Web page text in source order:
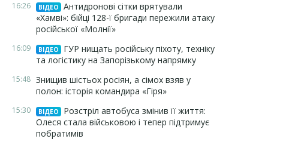
16:26 ВІДЕО
Антидронові сітки врятували
«Хамві»: бійці 128-ї бригади пережили атаку
російської «Молнії»
16:09 ВІДЕО
ГУР нищать російську піхоту, техніку
та логістику на Запорізькому напрямку
15:48 Знищив шістьох росіян, а сімох взяв у
полон: історія командира «Гіря»
15:30 ВІДЕО
Розстріл автобуса змінив її життя:
Олеся стала військовою і тепер підтримує
побратимів